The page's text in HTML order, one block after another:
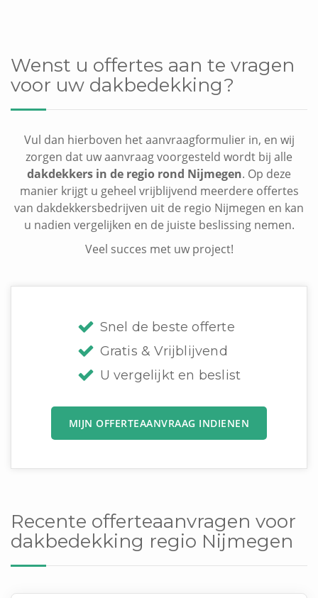
Wenst u offertes aan te vragen
voor uw dakbedekking?
Vul dan hierboven het aanvraagformulier in, en wij
zorgen dat uw aanvraag voorgesteld wordt bij alle
dakdekkers in de regio rond Nijmegen. Op deze
manier krijgt u geheel vrijblijvend meerdere offertes
van dakdekkersbedrijven uit de regio Nijmegen en kan
u nadien vergelijken en de juiste beslissing nemen.
Veel succes met uw project!
Snel de beste offerte
Gratis & Vrijblijvend
U vergelijkt en beslist
MIJN OFFERTEAANVRAAG INDIENEN
Recente offerteaanvragen voor
dakbedekking regio Nijmegen